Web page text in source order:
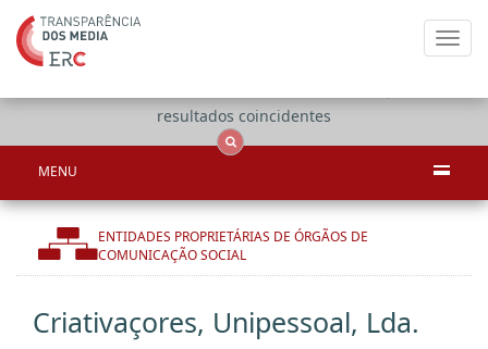
resultados coincidentes
MENU
ENTIDADES PROPRIETÁRIAS DE ÓRGÃOS DE
COMUNICAÇÃO SOCIAL
Criativaçores, Unipessoal, Lda.